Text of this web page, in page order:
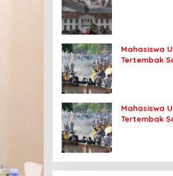
Mahasiswa
Tertembak
Mahasiswa
Tertembak